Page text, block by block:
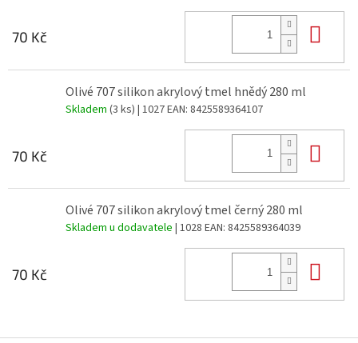
70 Kč
Olivé 707 silikon akrylový tmel hnědý 280 ml
Skladem (3 ks) | 1027EAN: 8425589364107
70 Kč
Olivé 707 silikon akrylový tmel černý 280 ml
Skladem u dodavatele | 1028 EAN: 8425589364039
70 Kč